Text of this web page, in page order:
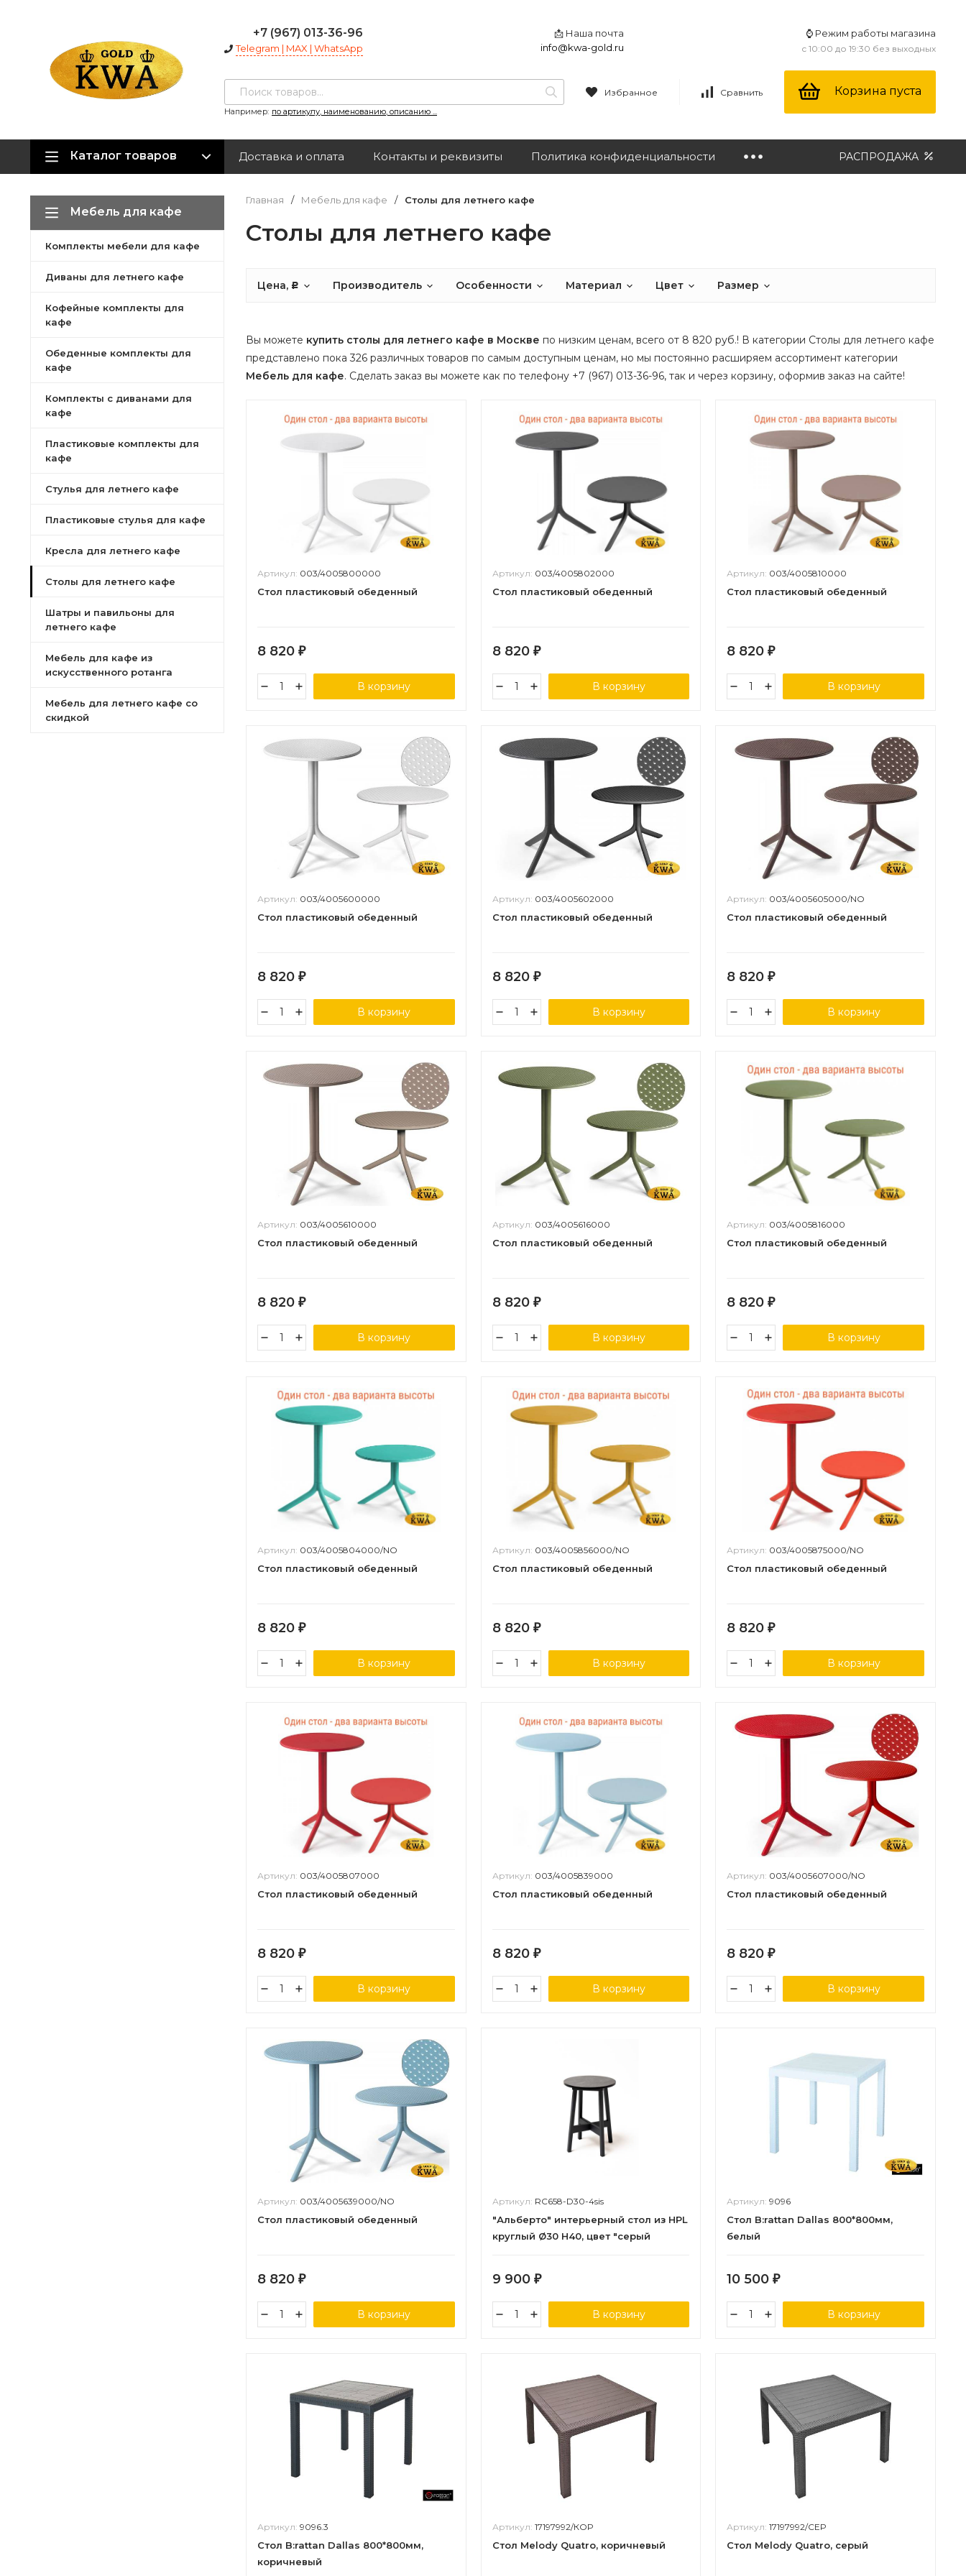
+7 (967) 013-36-96
Telegram | MAX | WhatsApp
📩 Наша почта
info@kwa-gold.ru
⌚ Режим работы магазина
с 10:00 до 19:30 без выходных
Например: по артикулу, наименованию, описанию ...
Избранное Сравнить Корзина пуста
Каталог товаров Доставка и оплата Контакты и реквизиты Политика конфиденциальности РАСПРОДАЖА
Мебель для кафе
Комплекты мебели для кафе
Диваны для летнего кафе
Кофейные комплекты для
кафе
Обеденные комплекты для
кафе
Комплекты с диванами для
кафе
Пластиковые комплекты для
кафе
Стулья для летнего кафе
Пластиковые стулья для кафе
Кресла для летнего кафе
Столы для летнего кафе
Шатры и павильоны для
летнего кафе
Мебель для кафе из
искусственного ротанга
Мебель для летнего кафе со
скидкой
Главная / Мебель для кафе / Столы для летнего кафе
Столы для летнего кафе
Цена, Р Производитель Особенности Материал Цвет Размер
Вы можете купить столы для летнего кафе в Москве по низким ценам, всего от 8 820 руб.! В категории Столы для летнего кафе
представлено пока 326 различных товаров по самым доступным ценам, но мы постоянно расширяем ассортимент категории
Мебель для кафе. Сделать заказ вы можете как по телефону +7 (967) 013-36-96, так и через корзину, оформив заказ на сайте!
Артикул: 003/4005800000
Стол пластиковый обеденный
8 820 ₽
В корзину
Артикул: 003/4005802000
Стол пластиковый обеденный
8 820 ₽
В корзину
Артикул: 003/4005810000
Стол пластиковый обеденный
8 820₽
В корзину
Артикул: 003/4005600000
Стол пластиковый обеденный
8 820 ₽
В корзину
Артикул: 003/4005602000
Стол пластиковый обеденный
8 820 ₽
В корзину
Артикул: 003/4005605000/NO
Стол пластиковый обеденный
8 820₽
В корзину
Артикул: 003/4005610000
Стол пластиковый обеденный
8 820 ₽
В корзину
Артикул: 003/4005616000
Стол пластиковый обеденный
8 820 ₽
В корзину
Артикул: 003/4005816000
Стол пластиковый обеденный
8 820₽
В корзину
Артикул: 003/4005804000/NO
Стол пластиковый обеденный
8 820 ₽
В корзину
Артикул: 003/4005856000/NO
Стол пластиковый обеденный
8 820 ₽
В корзину
Артикул: 003/4005875000/NO
Стол пластиковый обеденный
8 820₽
В корзину
Артикул: 003/4005807000
Стол пластиковый обеденный
8 820 ₽
В корзину
Артикул: 003/4005839000
Стол пластиковый обеденный
8 820 ₽
В корзину
Артикул: 003/4005607000/NO
Стол пластиковый обеденный
8 820₽
В корзину
Артикул: 003/4005639000/NO
Стол пластиковый обеденный
8 820 ₽
В корзину
Артикул: RC658-D30-4sis
"Альберто" интерьерный стол из HPL
круглый Ø30 H40, цвет "серый
9 900 ₽
В корзину
Артикул:9096
Стол B:rattan Dallas 800*800мм,
белый
10 500₽
В корзину
Артикул: 9096.3
Стол B:rattan Dallas 800*800мм,
коричневый
Артикул: 17197992/КОР
Стол Melody Quatro, коричневый
Артикул:17197992/СЕР
Стол Melody Quatro, серый